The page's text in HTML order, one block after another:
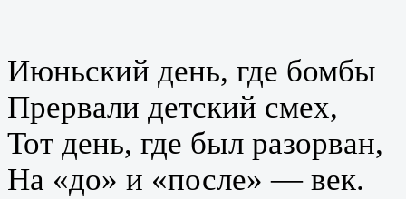
Июньский день, где бомбы
Прервали детский смех,
Тот день, где был разорван,
На «до» и «после» — век.